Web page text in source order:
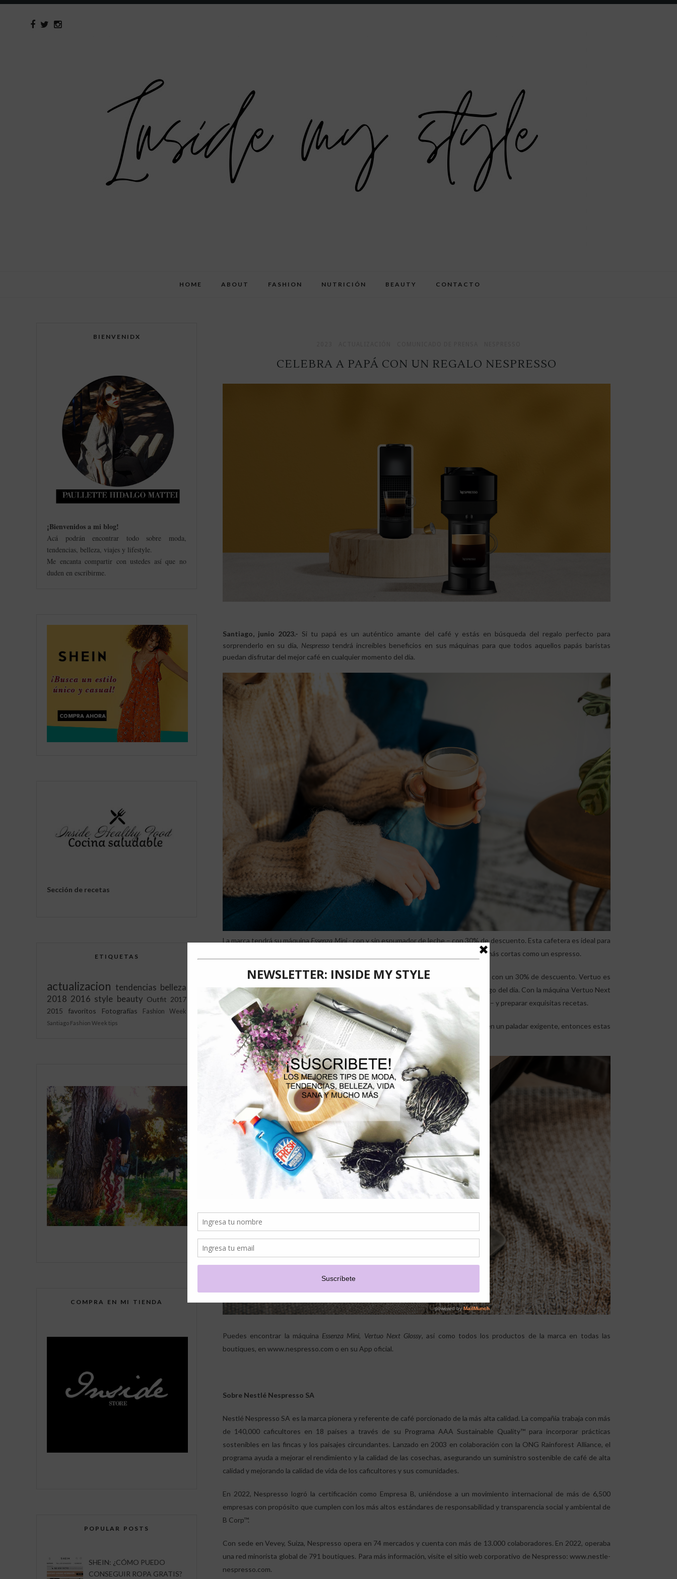
HOME ABOUT FASHION NUTRICIÓN BEAUTY CONTACTO
CELEBRA A PAPÁ CON UN REGALO NESPRESSO
Santiago, junio 2023.- Si tu papá es un auténtico amante del café y estás en búsqueda del regalo perfecto para
sorprenderlo en su día, Nespressotendrá increíbles beneficios en sus máquinas para que todos aquellos papás baristas
puedan disfrutar del mejor café en cualquier momento del día.
La marca tendrá su máquinaEssenza Mini- con y sin espumador de leche – con 30% de descuento. Esta cafetera es ideal para
aquellos papás que les gusta disfrutar de café más clásicos y prefieren tazas de café más cortas como un espresso.
También, la máquinaVertuo Next color Glossy– con y sin espumador de leche – estará con un 30% de descuento. Vertuo es
ideal para aquellos papás que disfrutan de distintos estilos y tamaños de taza a lo largo del día. Con la máquina Vertuo Next
Glossy, se pueden preparar cinco tamaños de taza - desde 40 ml hasta 535 ml de café – y preparar exquisitas recetas.
Ya lo sabes, si tu papá es de esas personas que buscan sabores únicos pero que tienen un paladar exigente, entonces estas
opciones deNespressoson ideales para él.
Puedes encontrar la máquina Essenza Mini, Vertuo Next Glossy, así como todos los productos de la marca en todas las
boutiques, en www.nespresso.com o en su App oficial.
Sobre Nestlé Nespresso SA
Nestlé Nespresso SA es la marca pionera y referente de café porcionado de la más alta calidad. La compañía trabaja con más
de 140,000 caficultores en 18 países a través de su Programa AAA Sustainable Quality™ para incorporar prácticas
sostenibles en las fincas y los paisajes circundantes. Lanzado en 2003 en colaboración con la ONG Rainforest Alliance, el
programa ayuda a mejorar el rendimiento y la calidad de las cosechas, asegurando un suministro sostenible de café de alta
calidad y mejorando la calidad de vida de los caficultores y sus comunidades.
En 2022, Nespresso logró la certificación como Empresa B, uniéndose a un movimiento internacional de más de 6,500
empresas con propósito que cumplen con los más altos estándares de responsabilidad y transparencia social y ambiental de
B Corp™.
Con sede en Vevey, Suiza, Nespresso opera en 74 mercados y cuenta con más de 13.000 colaboradores. En 2022, operaba
una red minorista global de 791 boutiques. Para más información, visite el sitio web corporativo de Nespresso: www.nestle-
nespresso.com.
BIENVENIDX
¡Bienvenidos a mi blog!
Acá podrán encontrar todo sobre moda,
tendencias, belleza, viajes y lifestyle.
Me encanta compartir con ustedes así que no
duden en escribirme.
Sección de recetas
ETIQUETAS
actualizacion tendencias belleza
2018 2016 style beauty Outfit 2017
2015
favoritos Fotografías Fashion Week
Santiago Fashion Week tips
COMPRA EN MI TIENDA
POPULAR POSTS
SHEIN: ¿CÓMO PUEDO
CONSEGUIR ROPA GRATIS?